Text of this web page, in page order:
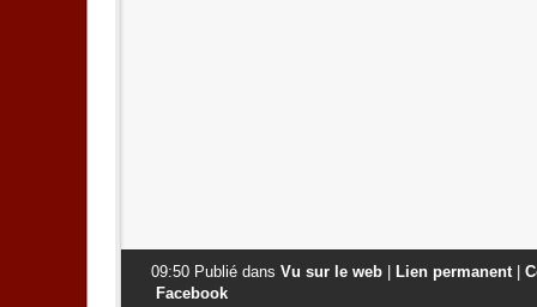
09:50 Publié dans Vu sur le web Lien permanent|
Facebook